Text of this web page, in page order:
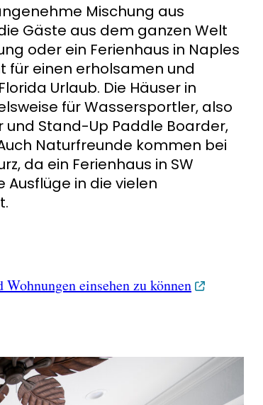
Mischung aus
Gäste aus dem ganzen Welt
oder ein Ferienhaus in Naples
für einen erholsamen und
Urlaub. Die Häuser in
für Wassersportler, also
Stand-Up Paddle Boarder,
Naturfreunde kommen bei
da ein Ferienhaus in SW
in die vielen
einsehen zu können